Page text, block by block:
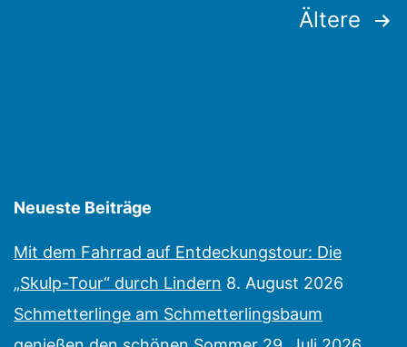
Seitennummerierung
Ältere
Neueste Beiträge
Mit dem Fahrrad auf Entdeckungstour: Die
„Skulp-Tour“ durch Lindern 8. August 2026
Schmetterlinge am Schmetterlingsbaum